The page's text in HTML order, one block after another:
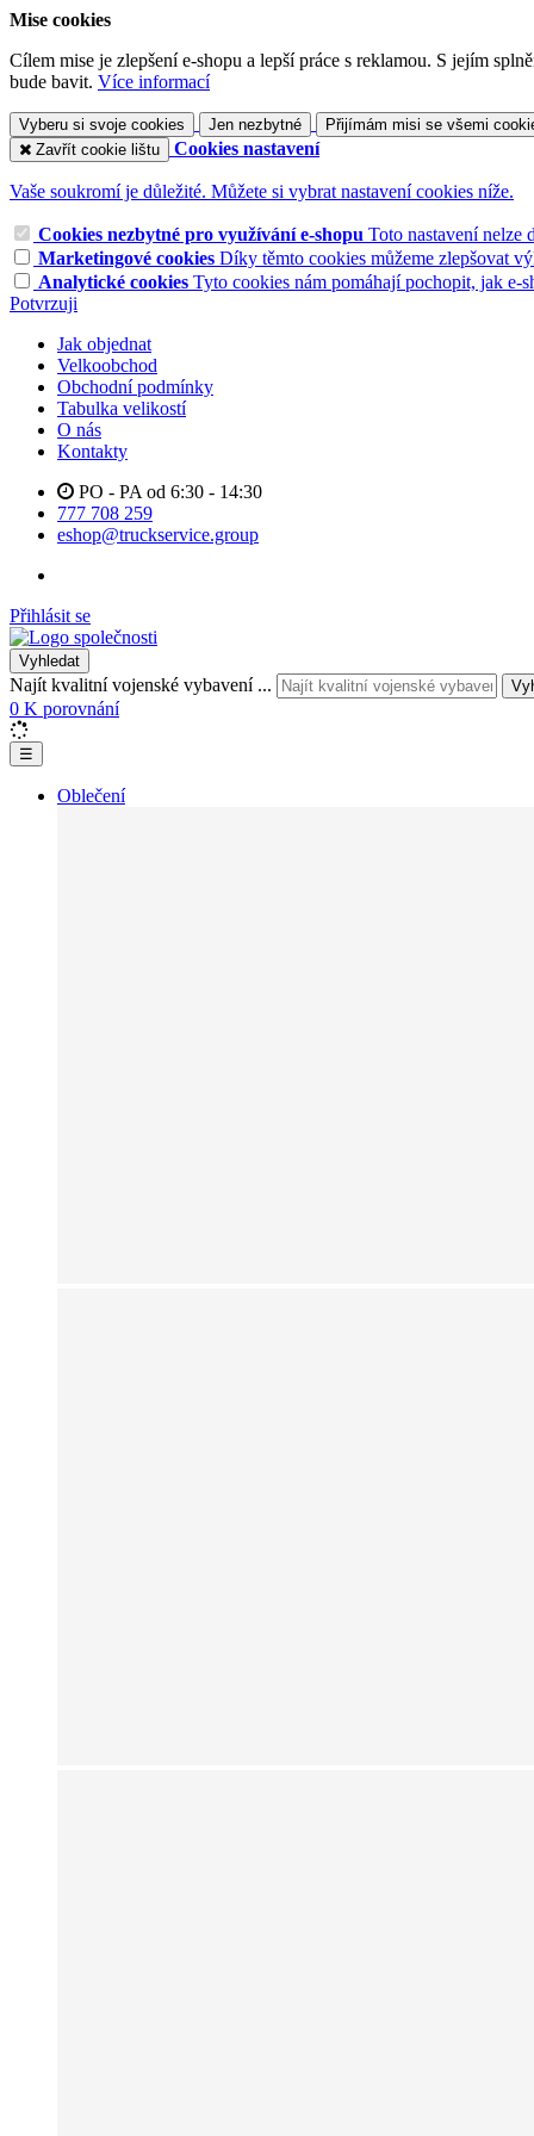
Mise cookies
Cílem mise je zlepšení e-shopu a lepší práce s reklamou. S jejím
bude bavit. Více informací
Vyberu si svoje cookies Jen nezbytné
Přijímám misi se všemi
Zavřít cookie lištu
Cookies nastavení
Vaše soukromí je důležité. Můžete si vybrat nastavení cookies níže.
Cookies nezbytné pro využívání e-shopu Toto nastavení nelze
Marketingové cookies Díky těmto cookies můžeme zlepšovat
Analytické cookies Tyto cookies nám pomáhají pochopit, jak e-
Potvrzuji
Jak objednat
Velkoobchod
Obchodní podmínky
Tabulka velikostí
O nás
Kontakty
PO - PA od 6:30 - 14:30
777 708 259
eshop@truckservice.group
Přihlásit se
Vyhledat
Najít kvalitní vojenské vybavení ...
0 K porovnání
☰
Oblečení